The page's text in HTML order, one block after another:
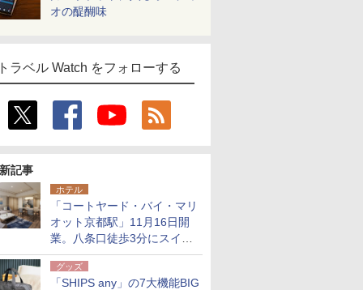
オの醍醐味
ラベル Watch をフォローする
記事
ホテル
「コートヤード・バイ・マリ
オット京都駅」11月16日開
業。八条口徒歩3分にスイー
ト含む全270室、ダイニング
も併設
グッズ
「SHIPS any」の7大機能BIG